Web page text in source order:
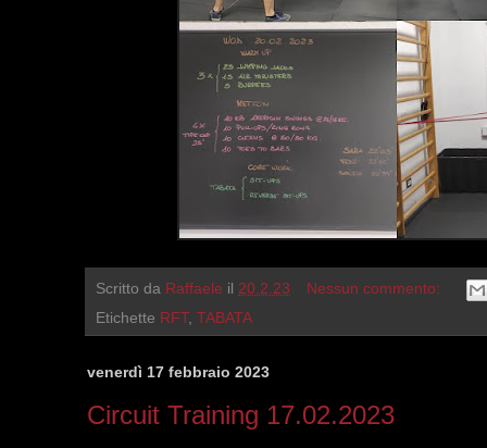
Scritto da Raffaele il 20.2.23
Nessun commento:
Etichette RFT, TABATA
venerdì 17 febbraio 2023
Circuit Training 17.02.2023